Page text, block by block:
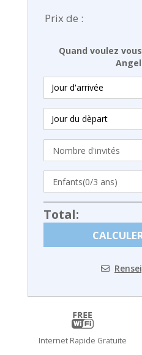
Prix de :
Quand voulez
Total:
Internet Rapide Gratuite